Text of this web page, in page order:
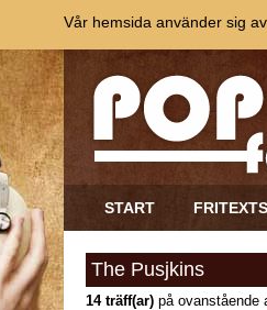
START
The Pusjkins
14 träff(ar) på ovanstående
Vår hemsida använder sig